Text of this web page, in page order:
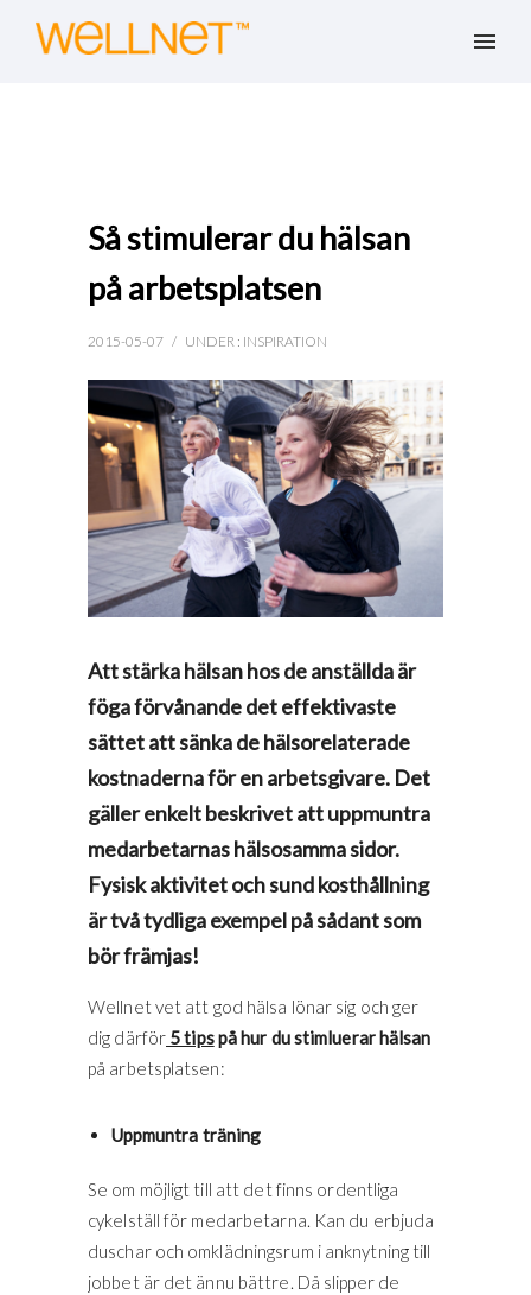
Så stimulerar du hälsan
på arbetsplatsen
2015-05-07 / UNDER : INSPIRATION
Att stärka hälsan hos de anställda är
föga förvånande det effektivaste
sättet att sänka de hälsorelaterade
kostnaderna för en arbetsgivare. Det
gäller enkelt beskrivet att uppmuntra
medarbetarnas hälsosamma sidor.
Fysisk aktivitet och sund kosthållning
är två tydliga exempel på sådant som
bör främjas!
Wellnet vet att god hälsa lönar sig och ger
dig därför 5 tipspå hur du stimluerar hälsan
på arbetsplatsen:
Uppmuntra träning
Se om möjligt till att det finns ordentliga
cykelställ för medarbetarna. Kan du erbjuda
duschar och omklädningsrum i anknytning till
jobbet är det ännu bättre. Då slipper de